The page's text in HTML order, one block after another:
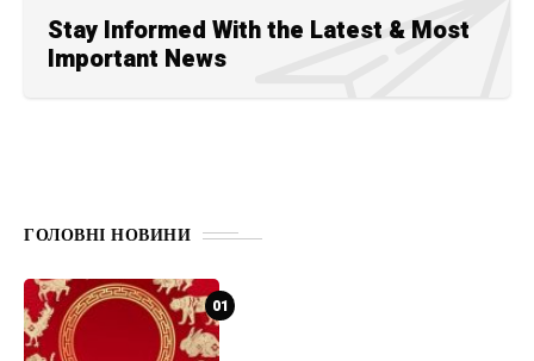
Stay Informed With the Latest & Most
Important News
ГОЛОВНІ НОВИНИ
01